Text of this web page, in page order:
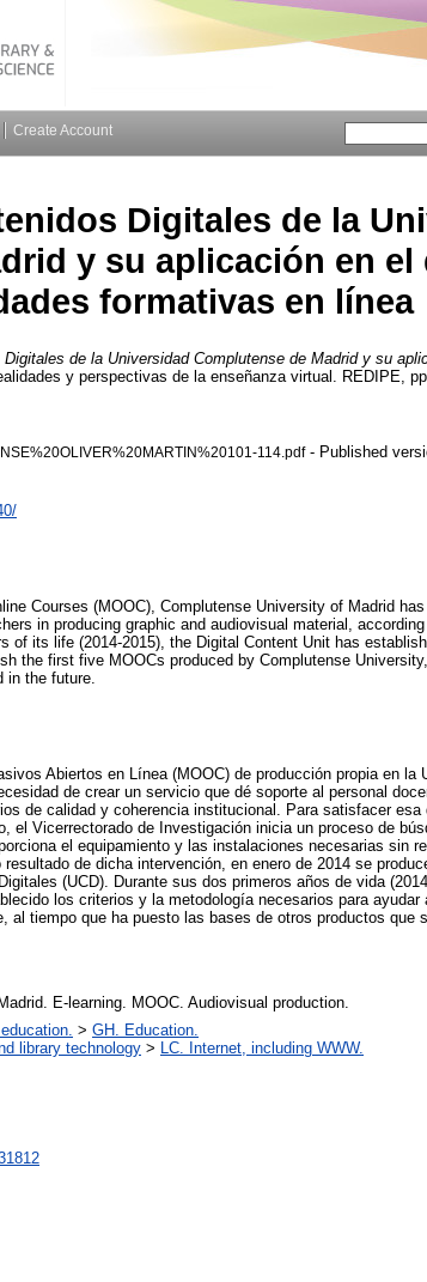
Create Account
Digitales de la
y su aplicación en el
formativas en línea
de la Universidad Complutense de Madrid y su
y perspectivas de la enseñanza virtual. REDIPE,
114.pdf- Published
Courses (MOOC), Complutense University of Madrid
in producing graphic and audiovisual material,
of its life (2014-2015), the Digital Content Unit has
the first five MOOCs produced by Complutense
in the future.
Abiertos en Línea (MOOC) de producción propia en la
de crear un servicio que dé soporte al personal
de calidad y coherencia institucional. Para satisfacer esa
el Vicerrectorado de Investigación inicia un proceso de
el equipamiento y las instalaciones necesarias sin
de dicha intervención, en enero de 2014 se
(UCD). Durante sus dos primeros años de vida
los criterios y la metodología necesarios para
al tiempo que ha puesto las bases de otros productos que
E-learning. MOOC. Audiovisual production.
> GH. Education.
library technology >
LC. Internet, including WWW.